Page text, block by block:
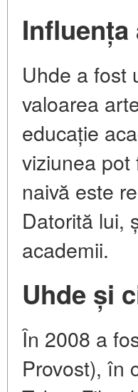
Influența
Uhde a fost
valoarea
educație
viziunea
naivă este
Datorită lui,
academii.
Uhde și
În 2008 a
Provost), în